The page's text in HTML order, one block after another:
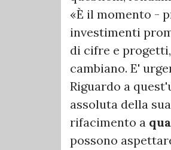
«È il momento -
investimenti
di cifre e
cambiano. E'
Riguardo a
assoluta della sua
rifacimento a
possono